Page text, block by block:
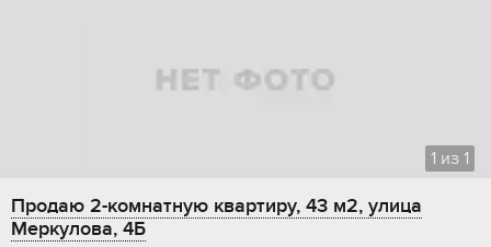
1 из 1
Продаю 2-комнатную квартиру, 43 м2, улица
Меркулова, 4Б